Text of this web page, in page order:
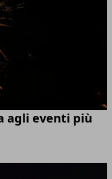
agli eventi più